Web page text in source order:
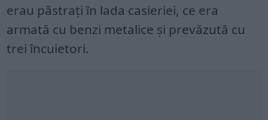
erau păstraţi în lada casieriei, ce era
armată cu benzi metalice şi prevăzută cu
trei încuietori.